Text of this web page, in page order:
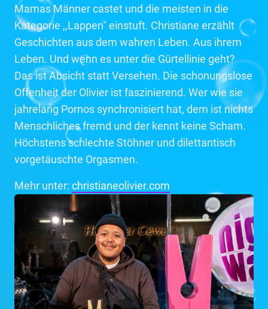
Mamas Männer castet und die meisten in die
Kategorie ,,Lappen" einstuft. Christiane erzählt
Geschichten aus dem wahren Leben. Aus ihrem
Leben. Und wenn es unter die Gürtellinie geht?
Das ist Absicht statt Versehen. Die schonungslose
Offenheit der Olivier ist faszinierend. Wer wie sie
jahrelang Pornos synchronisiert hat, dem ist nichts
Menschliches fremd und der kennt keine Scham.
Höchstens schlechte Stöhner und dilettantisch
vorgetäuschte Orgasmen.
Mehr unter: christianeolivier.com